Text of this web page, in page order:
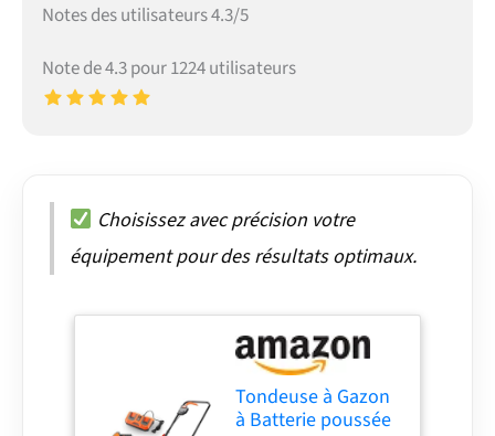
Notes des utilisateurs 4.3/5
Note de 4.3 pour 1224 utilisateurs
Choisissez avec précision votre
équipement pour des résultats optimaux.
Tondeuse à Gazon
à Batterie poussée